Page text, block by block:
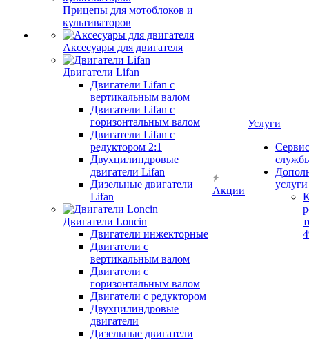
Прицепы для мотоблоков и
культиваторов
Аксесуары для двигателя
Двигатели Lifan
Двигатели Lifan с
вертикальным валом
Двигатели Lifan с
горизонтальным валом
Двигатели Lifan с
редуктором 2:1
Двухцилиндровые
двигатели Lifan
Дизельные двигатели
Lifan
Двигатели Loncin
Двигатели инжекторные
Двигатели с
вертикальным валом
Двигатели с
горизонтальным валом
Двигатели с редуктором
Двухцилиндровые
двигатели
Дизельные двигатели
Акции
Услуги
услуги